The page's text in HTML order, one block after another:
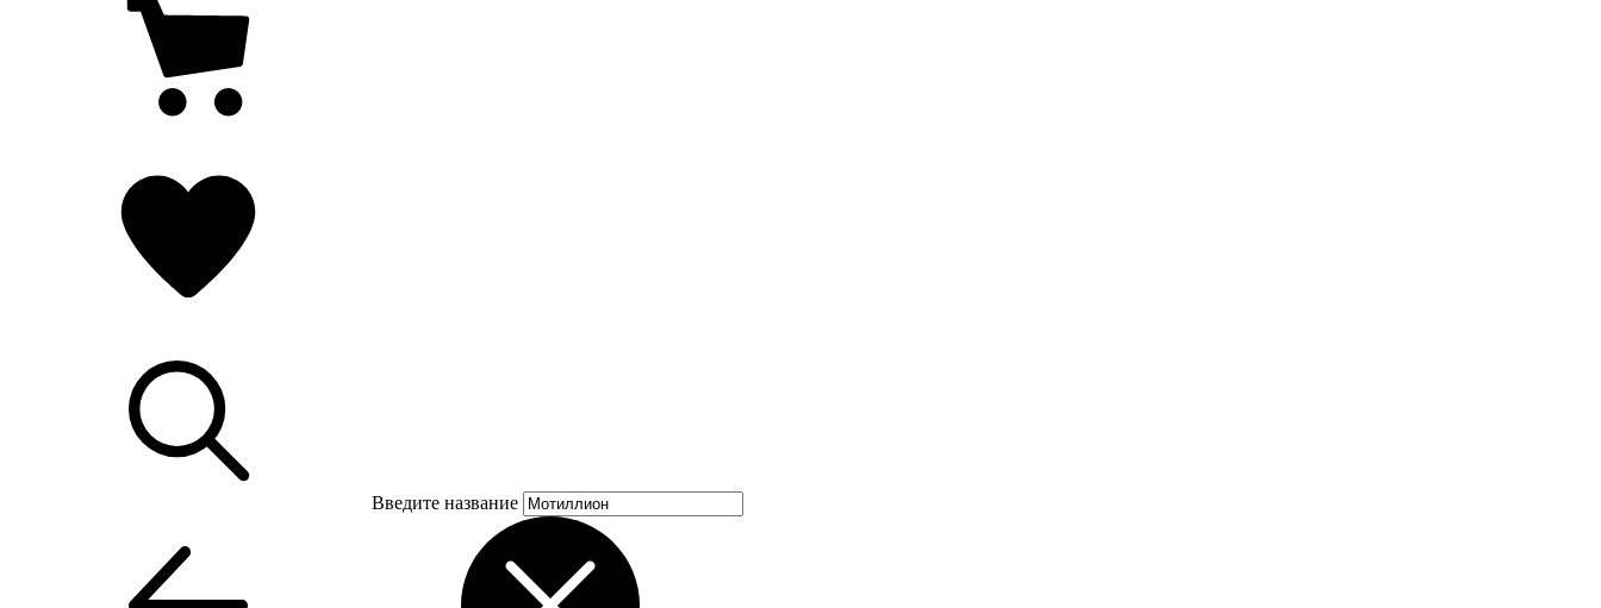
Введите название